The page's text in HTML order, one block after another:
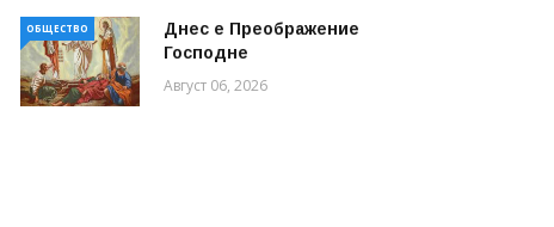
ОБЩЕСТВО
Днес е Преображение
Господне
Август 06, 2026